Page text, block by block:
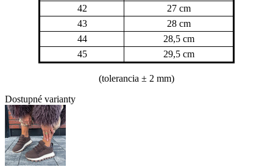
42
27 cm
43
28 cm
44
28,5 cm
45
29,5 cm
(tolerancia ± 2 mm)
Dostupné varianty